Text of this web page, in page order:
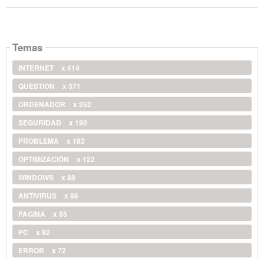
Temas
INTERNET
x 414
QUESTION
x 371
ORDENADOR
x 252
SEGURIDAD
x 190
PROBLEMA
x 182
OPTIMIZACIÓN
x 122
WINDOWS
x 88
ANTIVIRUS
x 86
PAGINA
x 85
PC
x 82
ERROR
x 72